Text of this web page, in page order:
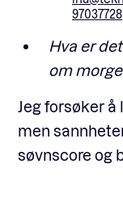
97037728
Hva er
om
Jeg forsøker
men
søvnscore og